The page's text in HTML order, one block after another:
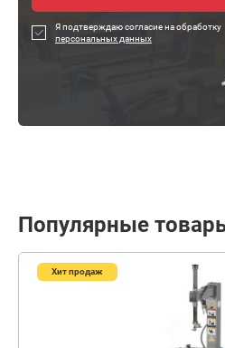
Я подтверждаю согласие на обработку
персональных данных
Популярные
Хит продаж